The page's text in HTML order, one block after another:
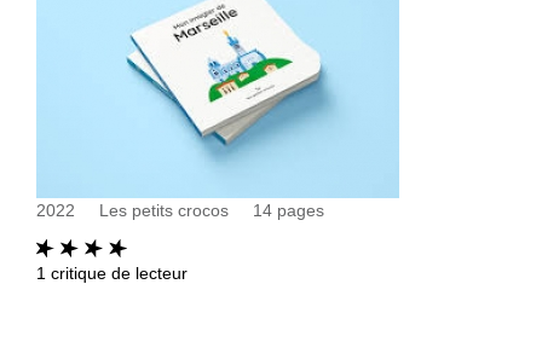
Autres civilisations
Thématiques
2022 Les petits crocos 14 pages
1 critique de lecteur